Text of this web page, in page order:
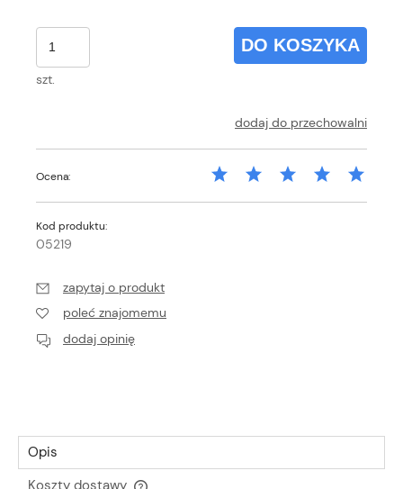
szt.
DO KOSZYKA
dodaj do przechowalni
Ocena:
Kod produktu:
05219
zapytaj o produkt
poleć znajomemu
dodaj opinię
Opis